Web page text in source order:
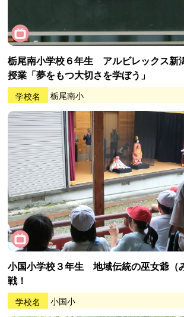
栃尾南小学校６年生 アルビレックス新
授業「夢をもつ大切さを学ぼう」
学校名 栃尾南小
小国小学校３年生 地域伝統の巫女爺（
戦！
学校名 小国小